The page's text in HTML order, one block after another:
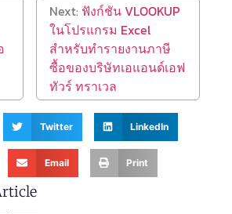
Next: ฟังก์ชัน VLOOKUP
ในโปรแกรม Excel
สำหรับทำรายงานภาษี
ซื้อของบริษัทเอแอนด์เอฟ
ทัวร์ ทราเวล
Twitter LinkedIn
Email Print